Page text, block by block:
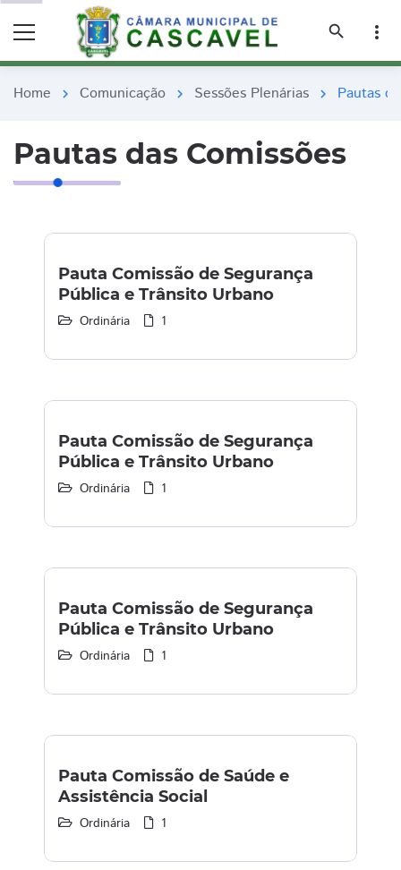
search
more_vert
Home chevron_right Comunicação chevron_right Sessões Plenárias chevron_right Pautas
Pautas das Comissões
Pauta Comissão de Segurança
Pública e Trânsito Urbano
Ordinária 1
Pauta Comissão de Segurança
Pública e Trânsito Urbano
Ordinária 1
Pauta Comissão de Segurança
Pública e Trânsito Urbano
Ordinária 1
Pauta Comissão de Saúde e
Assistência Social
Ordinária 1